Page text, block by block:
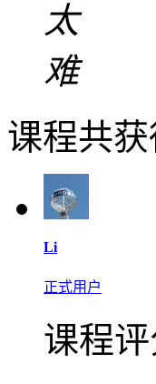
太
难
课程共
Li
正式用户
课程